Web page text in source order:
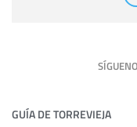
comunicarán datos
adicional y detallada
política de privacidad
GUÍA DE TORREVIEJA